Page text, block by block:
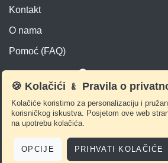
Kontakt
O nama
Pomoć (FAQ)
🍪 Kolačići ﹠ Pravila o
Kolačiće koristimo za personalizaciju i
korisničkog iskustva. Posjetom ove web
na upotrebu kolačića.
OPCIJE PRIHVATI KOLAČIĆE